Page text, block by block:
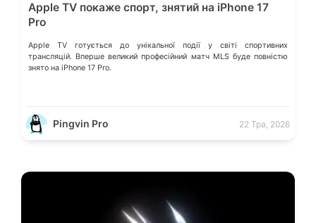
Apple TV покаже спорт, знятий на iPhone 17
Pro
Apple TV готується до унікальної події у світі спортивних
трансляцій. Вперше великий професійний матч MLS буде повністю
знято на iPhone 17 Pro.
Pingvin Pro 22 Тра, 2026